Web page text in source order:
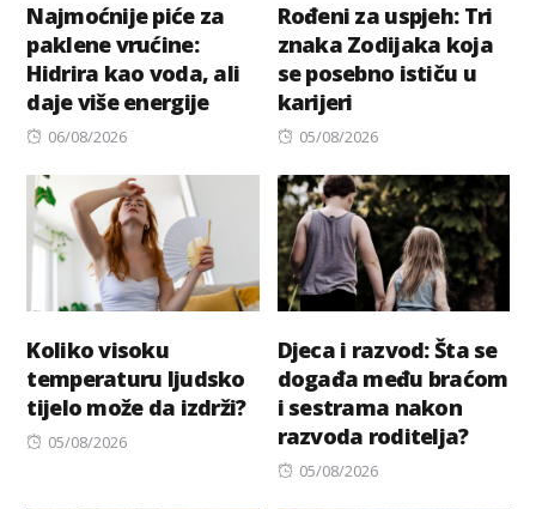
Najmoćnije piće za
paklene vrućine:
Hidrira kao voda, ali
daje više energije
Posted
06/08/2026
Rođeni za uspjeh: Tri
znaka Zodijaka koja
se posebno ističu u
karijeri
Posted
05/08/2026
Koliko visoku
temperaturu ljudsko
tijelo može da izdrži?
Posted
05/08/2026
Djeca i razvod: Šta se
događa među braćom
i sestrama nakon
razvoda roditelja?
Posted
05/08/2026